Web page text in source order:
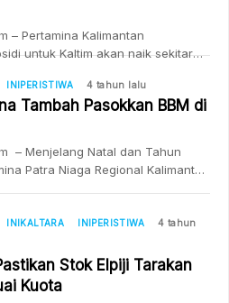
– Pertamina Kalimantan
untuk Kaltim akan naik sekitar
Area Manager
Pertamina Patra Niaga
saat meninjau sejumlah SPBU di
INIPERISTIWA 4 tahun lalu
Tambah Pasokkan BBM di
– Menjelang Natal dan Tahun
Patra Niaga Regional Kalimantan
terjadinya kelangkaan
kebutuhan BBM diprediksi
untuk gasoline dan H-2 untuk
INIKALTARA INIPERISTIWA
4 tahun
Stok Elpiji Tarakan
Kuota